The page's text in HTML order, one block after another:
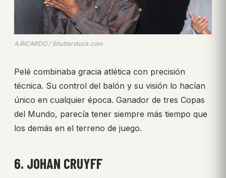
A.RICARDO / Shutterstock.com
Pelé combinaba gracia atlética con precisión
técnica. Su control del balón y su visión lo hacían
único en cualquier época. Ganador de tres Copas
del Mundo, parecía tener siempre más tiempo que
los demás en el terreno de juego.
6. JOHAN CRUYFF